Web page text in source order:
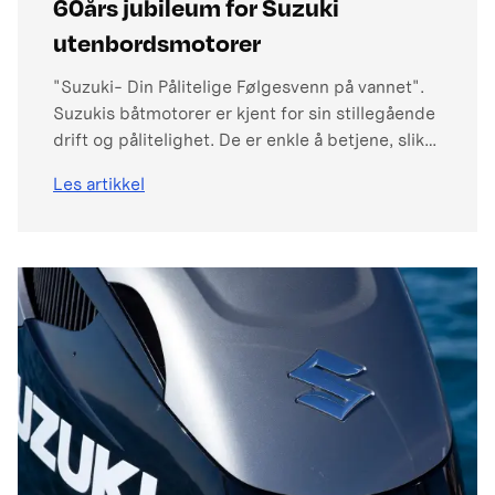
utenbordsmotorer
"Suzuki- Din Pålitelige Følgesvenn på vannet".
Suzukis båtmotorer er kjent for sin stillegående
drift og pålitelighet. De er enkle å betjene, slik
– å nyte turen! I tillegg er utenbordsmotorene
Les artikkel